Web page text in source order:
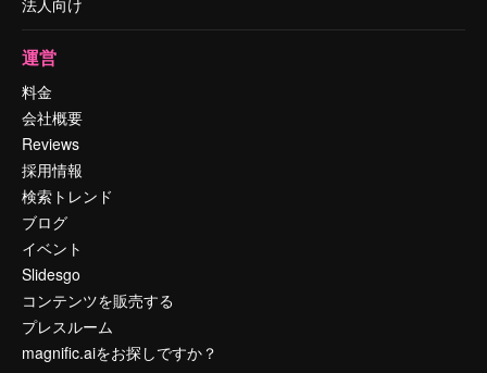
法人向け
運営
料金
会社概要
Reviews
採用情報
検索トレンド
ブログ
イベント
Slidesgo
コンテンツを販売する
プレスルーム
magnific.aiをお探しですか？